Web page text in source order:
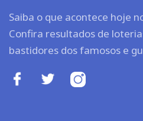
Saiba o que acontece hoje
Confira resultados de
bastidores dos famosos e